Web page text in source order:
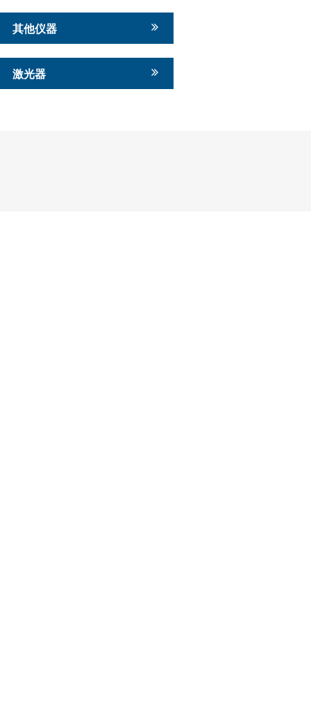
其他仪器
激光器